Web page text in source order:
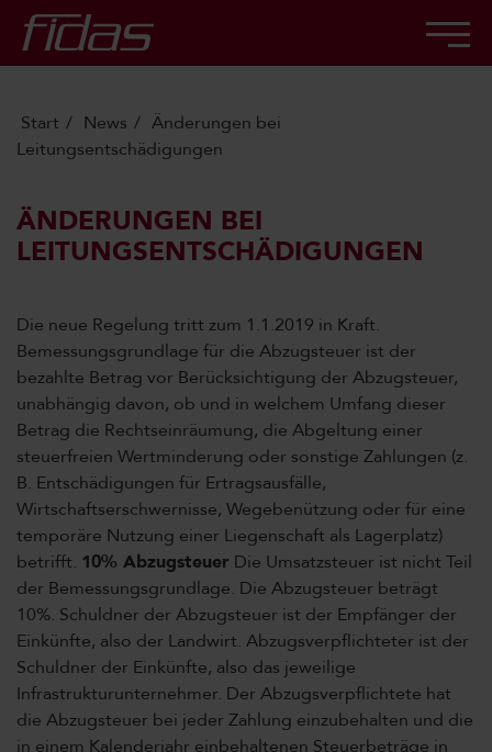
Start News
Änderungen bei
Leitungsentschädigungen
ÄNDERUNGEN BEI
LEITUNGSENTSCHÄDIGUNGEN
Die neue Regelung tritt zum 1.1.2019 in Kraft.
Bemessungsgrundlage für die Abzugsteuer ist der
bezahlte Betrag vor Berücksichtigung der Abzugsteuer,
unabhängig davon, ob und in welchem Umfang dieser
Betrag die Rechtseinräumung, die Abgeltung einer
steuerfreien Wertminderung oder sonstige Zahlungen (z.
B. Entschädigungen für Ertragsausfälle,
Wirtschaftserschwernisse, Wegebenützung oder für eine
temporäre Nutzung einer Liegenschaft als Lagerplatz)
betrifft. 10% Abzugsteuer Die Umsatzsteuer ist nicht Teil
der Bemessungsgrundlage. Die Abzugsteuer beträgt
10%. Schuldner der Abzugsteuer ist der Empfänger der
Einkünfte, also der Landwirt. Abzugsverpflichteter ist der
Schuldner der Einkünfte, also das jeweilige
Infrastrukturunternehmer. Der Abzugsverpflichtete hat
die Abzugsteuer bei jeder Zahlung einzubehalten und die
in einem Kalenderjahr einbehaltenen Steuerbeträge in